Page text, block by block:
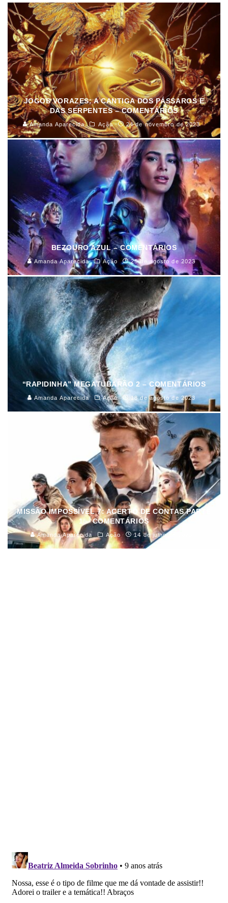
JOGOS VORAZES: A CANTIGA DOS PÁSSAROS E
DAS SERPENTES – COMENTÁRIOS
Amanda Aparecida Ação 24 de novembro de 2023
BEZOURO AZUL – COMENTÁRIOS
Amanda Aparecida Ação 25 de agosto de 2023
“RAPIDINHA” MEGATUBARÃO 2 – COMENTÁRIOS
Amanda Aparecida Ação 18 de agosto de 2023
MISSÃO IMPOSSÍVEL 7: ACERTO DE CONTAS PARTE
1 – COMENTÁRIOS
Amanda Aparecida Ação 14 de julho de 2023